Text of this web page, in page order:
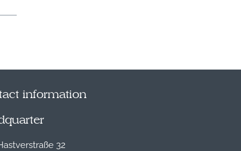
information
32